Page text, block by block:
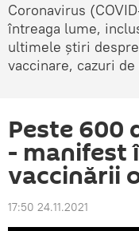
Coronavirus
întreaga lume,
ultimele știri
vaccinare, cazuri
Peste 600
- manifest
vaccinării
17:50 24.11.2021